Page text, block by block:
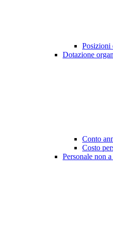
Posizioni
Dotazione
Conto
Costo
Personale non